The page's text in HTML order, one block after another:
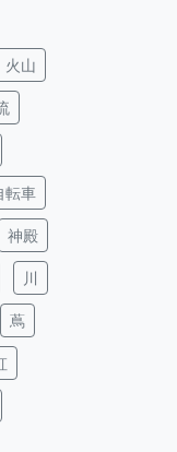
火山
転車
神殿
川
蔦